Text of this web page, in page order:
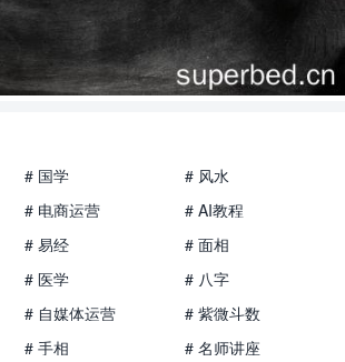
# 国学
# 风水
# 电商运营
# AI教程
# 易经
# 面相
# 医学
# 八字
# 自媒体运营
# 紫微斗数
# 手相
# 名师讲座